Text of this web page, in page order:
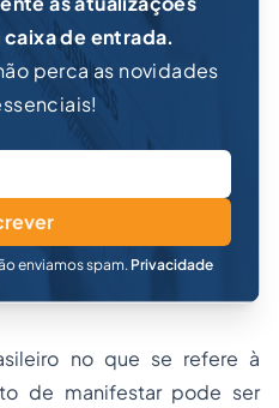
de entrada.
perca as novidades
enviamos spam. Privacidade
no que se refere à
de manifestar pode ser